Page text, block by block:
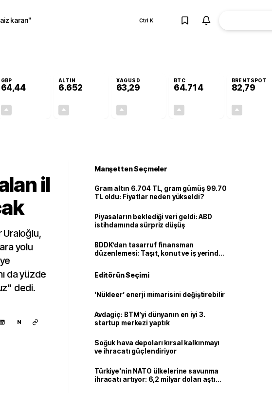
kararı" Ctrl K
GBP
64,44
ALTIN
6.652
XAGUSD
63,29
BTC
64.714
BRENTSPOT
82,79
il
Uraloğlu,
yolu
da yüzde
dedi.
N
Manşetten Seçmeler
Gram altın 6.704 TL, gram gümüş 99.70
TL oldu: Fiyatlar neden yükseldi?
Piyasaların beklediği veri geldi: ABD
istihdamında sürpriz düşüş
BDDK’dan tasarruf finansman
düzenlemesi: Taşıt, konut ve iş yerinde
Editörün Seçimi
‘Nükleer’ enerji mimarisini değiştirebilir
Avdagiç: BTM’yi dünyanın en iyi 3.
startup merkezi yaptık
Soğuk hava depoları kırsal kalkınmayı
ve ihracatı güçlendiriyor
Türkiye'nin NATO ülkelerine savunma
ihracatı artıyor: 6,2 milyar doları aştı